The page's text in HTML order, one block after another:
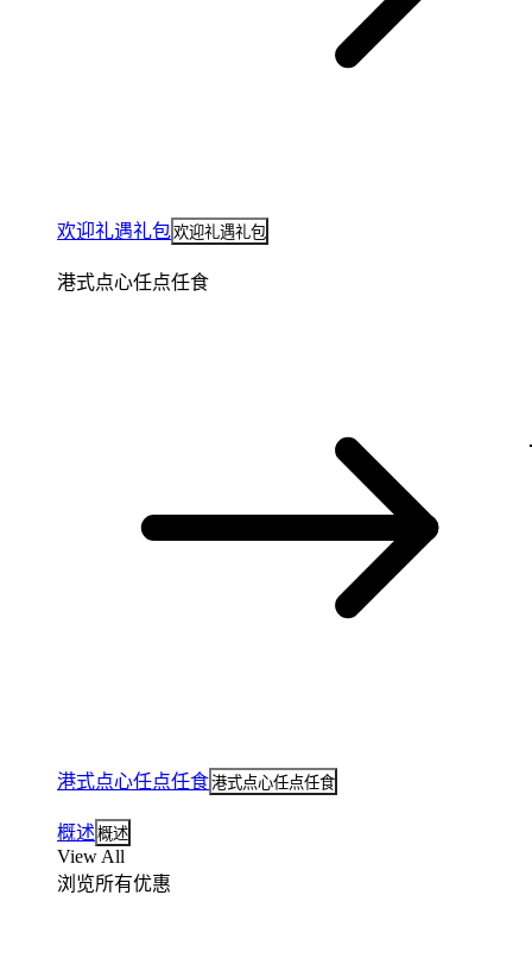
欢迎礼遇礼包欢迎礼遇礼包
港式点心任点任食
港式点心任点任食港式点心任点任食
概述 概述
View All
浏览所有优惠